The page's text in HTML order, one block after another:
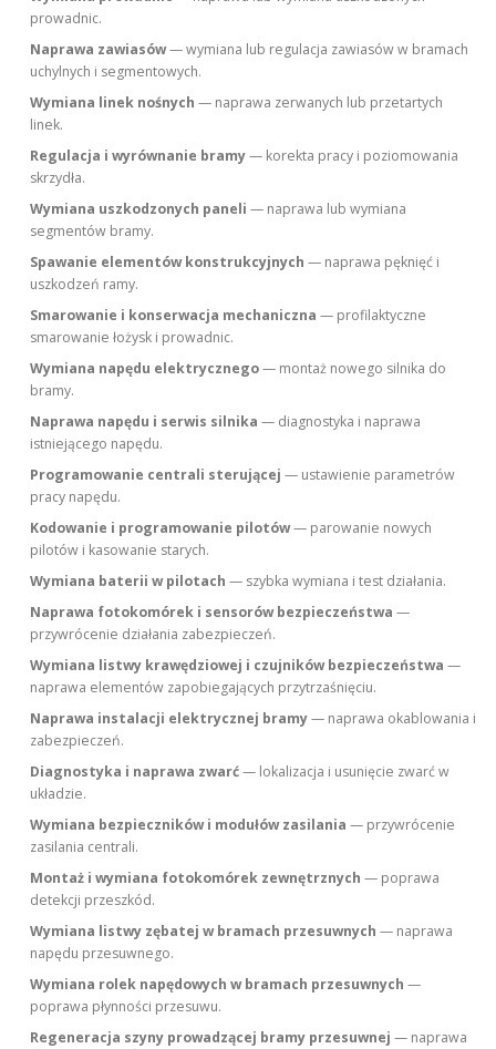
prowadnic.
Naprawa zawiasów— wymiana lub regulacja zawiasów w bramach
uchylnych i segmentowych.
Wymiana linek nośnych — naprawa zerwanych lub przetartych
linek.
Regulacja i wyrównanie bramy— korekta pracy i poziomowania
skrzydła.
Wymiana uszkodzonych paneli — naprawa lub wymiana
segmentów bramy.
Spawanie elementów konstrukcyjnych — naprawa pęknięć i
uszkodzeń ramy.
Smarowanie i konserwacja mechaniczna — profilaktyczne
smarowanie łożysk i prowadnic.
Wymiana napędu elektrycznego— montaż nowego silnika do
bramy.
Naprawa napędu i serwis silnika — diagnostyka i naprawa
istniejącego napędu.
Programowanie centrali sterującej — ustawienie parametrów
pracy napędu.
Kodowanie i programowanie pilotów— parowanie nowych
pilotów i kasowanie starych.
Wymiana baterii w pilotach — szybka wymiana i test działania.
Naprawa fotokomórek i sensorów bezpieczeństwa —
przywrócenie działania zabezpieczeń.
Wymiana listwy krawędziowej i czujników bezpieczeństwa —
naprawa elementów zapobiegających przytrzaśnięciu.
Naprawa instalacji elektrycznej bramy— naprawa okablowania i
zabezpieczeń.
Diagnostyka i naprawa zwarć— lokalizacja i usunięcie zwarć w
układzie.
Wymiana bezpieczników i modułów zasilania — przywrócenie
zasilania centrali.
Montaż i wymiana fotokomórek zewnętrznych — poprawa
detekcji przeszkód.
Wymiana listwy zębatej w bramach przesuwnych — naprawa
napędu przesuwnego.
Wymiana rolek napędowych w bramach przesuwnych —
poprawa płynności przesuwu.
Regeneracja szyny prowadzącej bramy przesuwnej — naprawa